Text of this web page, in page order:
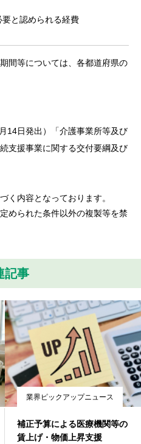
と認められる経費
間等については、各都道府県の
14日発出）「介護事業所等及び
支援事業に関する交付要綱及び
く内容となっております。
められた条件以外の複製等を禁
記事
業界ピックアップニュース
補正予算による医療機関等の
賃上げ・物価上昇支援